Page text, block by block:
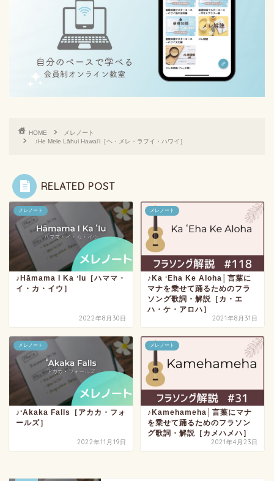
HOME
メレノート
♪He Mele Lāhui Hawaiʻi［ヘ・メレ・ラフイ・ハワイ］
RELATED POST
メレノート
♪Hāmama I Ka ʻIu［ハママ・
イ・カ・イウ］
2022年8月30日
メレノート
♪Ka ʻEha Ke Aloha│言葉に
マナを乗せて踊るためのフラ
ソング歌詞・解説［カ・エ
ハ・ケ・アロハ］
2021年8月31日
メレノート
♪ʻAkaka Falls［アカカ・フォ
ールズ］
2022年11月19日
メレノート
♪Kamehameha│言葉にマナ
を乗せて踊るためのフラソン
グ歌詞・解説［カメハメハ］
2021年4月23日